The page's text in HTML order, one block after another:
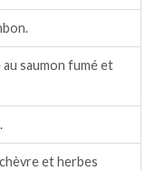
au saumon fumé et
et herbes